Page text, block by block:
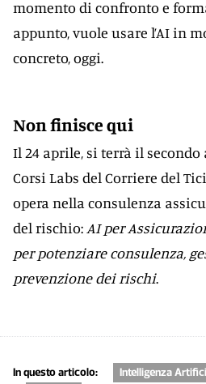
momento di confronto e
appunto, vuole usare l’AI in
concreto, oggi.
Non finisce qui
Il 24 aprile, si terrà il
Corsi Labs del Corriere del
opera nella consulenza
del rischio: AI per
per potenziare consulenza,
prevenzione dei rischi.
In questo articolo: Intelligenza